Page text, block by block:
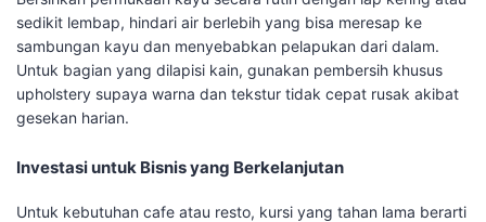
sedikit lembap, hindari air berlebih yang bisa meresap ke
sambungan kayu dan menyebabkan pelapukan dari dalam.
Untuk bagian yang dilapisi kain, gunakan pembersih khusus
upholstery supaya warna dan tekstur tidak cepat rusak akibat
gesekan harian.
Investasi untuk Bisnis yang Berkelanjutan
Untuk kebutuhan cafe atau resto, kursi yang tahan lama berarti